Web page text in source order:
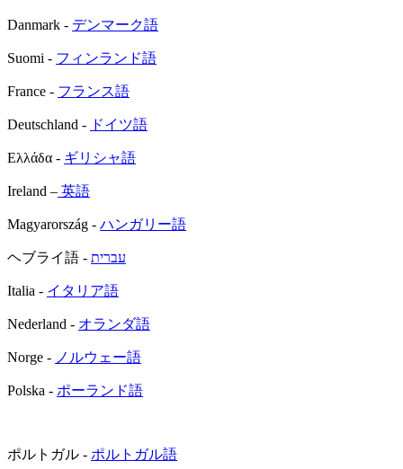
Danmark - デンマーク語
Suomi - フィンランド語
France - フランス語
Deutschland - ドイツ語
Ελλάδα - ギリシャ語
Ireland – 英語
Magyarország - ハンガリー語
ヘブライ語 - עברית
Italia - イタリア語
Nederland - オランダ語
Norge - ノルウェー語
Polska - ポーランド語
ポルトガル - ポルトガル語